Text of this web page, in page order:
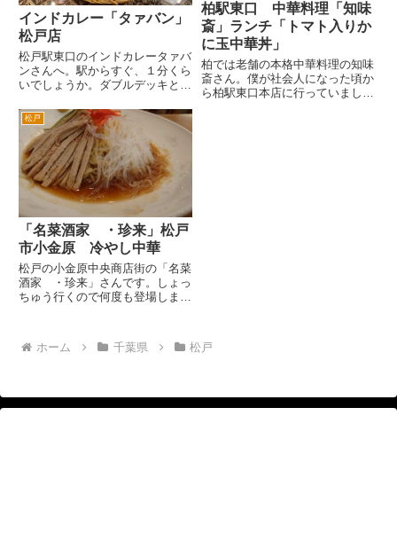
インドカレー「タァバン」
松戸店
松戸駅東口のインドカレータァバ
ンさんへ。駅からすぐ、１分くら
いでしょうか。ダブルデッキと同
り、下がったりする必要がなく便
利です。 駅前ということでお
酒とカレー、またはインド料理を
楽しむお客様もおります。カレー
で...
柏駅東口 中華料理「知味
斎」ランチ「トマト入りか
に玉中華丼」
柏では老舗の本格中華料理の知味
斎さん。僕が社会人になった頃か
ら柏駅東口本店に行っていまし
松戸
「名菜酒家 ・珍来」松戸
市小金原 冷やし中華
松戸の小金原中央商店街の「名菜
酒家 ・珍来」さんです。しょっ
ちゅう行くので何度も登場しま
と、冷やし中華の記録を残してお
きたかったためです。 行ったお
ホーム 千葉県 松戸